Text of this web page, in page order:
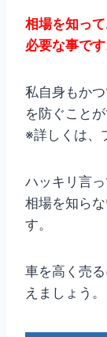
相場を知っ
必要な事です
私自身もか
を防ぐこと
※詳しくは
ハッキリ言
相場を知ら
す。
車を高く売
えましょう。